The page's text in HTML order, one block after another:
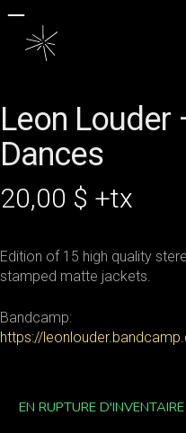
main
Leon Louder
Dances
20,00 $ +tx
Edition of 15 high quality
stamped matte jackets.
Bandcamp:
https://
EN RUPTURE D'INVENTAIRE